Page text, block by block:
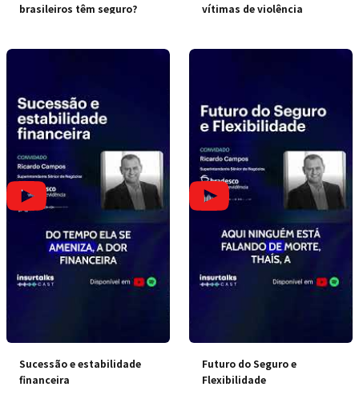
brasileiros têm seguro?
vítimas de violência
Sucessão e estabilidade
financeira
Futuro do Seguro e
Flexibilidade